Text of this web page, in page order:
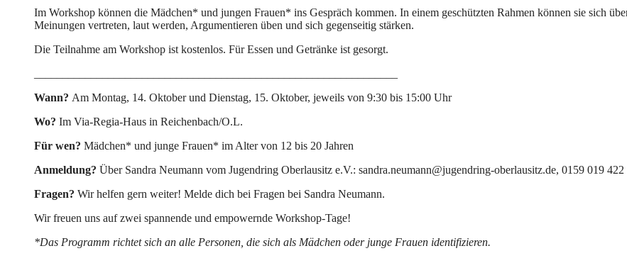
Im Workshop können die Mädchen* und jungen Frauen* ins Gespräch kommen. In einem geschützten Rahmen können sie sich
Meinungen vertreten, laut werden, Argumentieren üben und sich gegenseitig stärken.
Die Teilnahme am Workshop ist kostenlos. Für Essen und Getränke ist gesorgt.
Wann? Am Montag, 14. Oktober und Dienstag, 15. Oktober, jeweils von 9:30 bis 15:00 Uhr
Wo? Im Via-Regia-Haus in Reichenbach/O.L.
Für wen? Mädchen* und junge Frauen* im Alter von 12 bis 20 Jahren
Anmeldung? Über Sandra Neumann vom Jugendring Oberlausitz e.V.: sandra.neumann@jugendring-oberlausitz.de, 0159 019 422
Fragen? Wir helfen gern weiter! Melde dich bei Fragen bei Sandra Neumann.
Wir freuen uns auf zwei spannende und empowernde Workshop-Tage!
*Das Programm richtet sich an alle Personen, die sich als Mädchen oder junge Frauen identifizieren.